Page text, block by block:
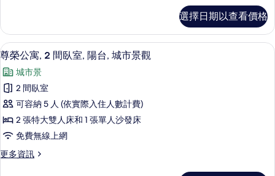
陽
台,
城
市
景
觀
的
所
有
公
寓,
1
間
臥
室,
陽
台,
城
市
景
觀
選擇日期以查看價格
顯
示
尊
榮
公
寓,
間
尊榮公寓, 2 間臥室, 陽台, 城市景觀 |
16
尊榮公寓, 2 間臥室, 陽台, 城市景觀
城市景
2 間臥室
可容納 5 人 (依實際入住人數計費)
2 張特大雙人床和 1 張單人沙發床
免費無線上網
更多資訊
更